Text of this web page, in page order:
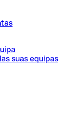
suas equipas